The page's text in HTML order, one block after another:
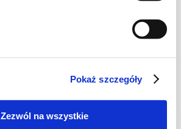
Pokaż szczegóły
Zezwól na wszystkie
4954 kcal